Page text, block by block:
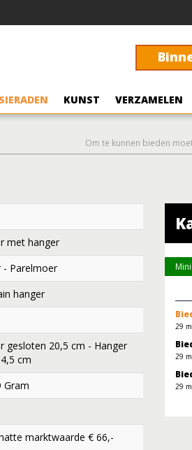
KUNST VERZAMELEN
Om te kunnen bieden
met hanger
- Parelmoer
hanger
gesloten 20,5 cm - Hanger
cm
Gram
marktwaarde € 66,-
29
29
29